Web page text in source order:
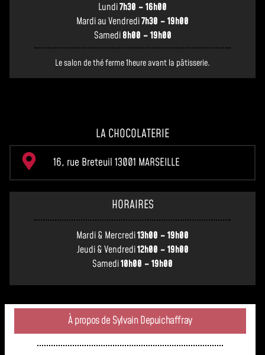
Lundi7h30 – 16h00
Mardi au Vendredi7h30 – 19h00
Samedi8h00 – 19h00
Le salon de thé ferme 1heure avant la pâtisserie.
LA CHOCOLATERIE
16, rue Breteuil 13001 MARSEILLE
HORAIRES
Mardi & Mercredi13h00 – 19h00
Jeudi & Vendredi12h00 – 19h00
Samedi10h00 – 19h00
À propos de Sylvain Depuichaffray